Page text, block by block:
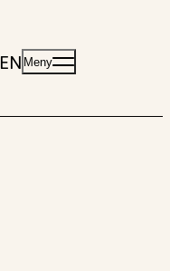
EN Meny